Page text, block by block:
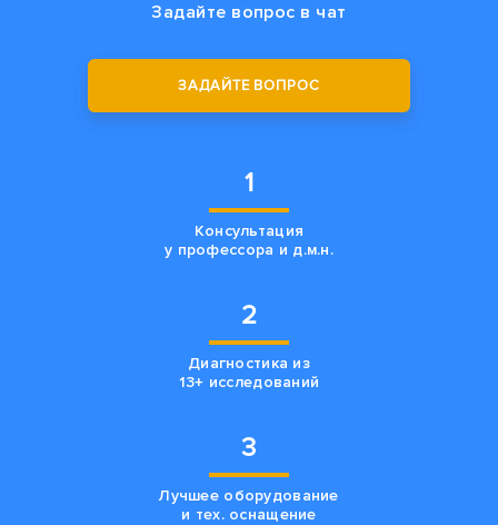
Задайте вопрос в чат
1
Консультация
у профессора и д.м.н.
2
Диагностика из
13+ исследований
3
Лучшее оборудование
и тех. оснащение
ЗАДАЙТЕ ВОПРОС